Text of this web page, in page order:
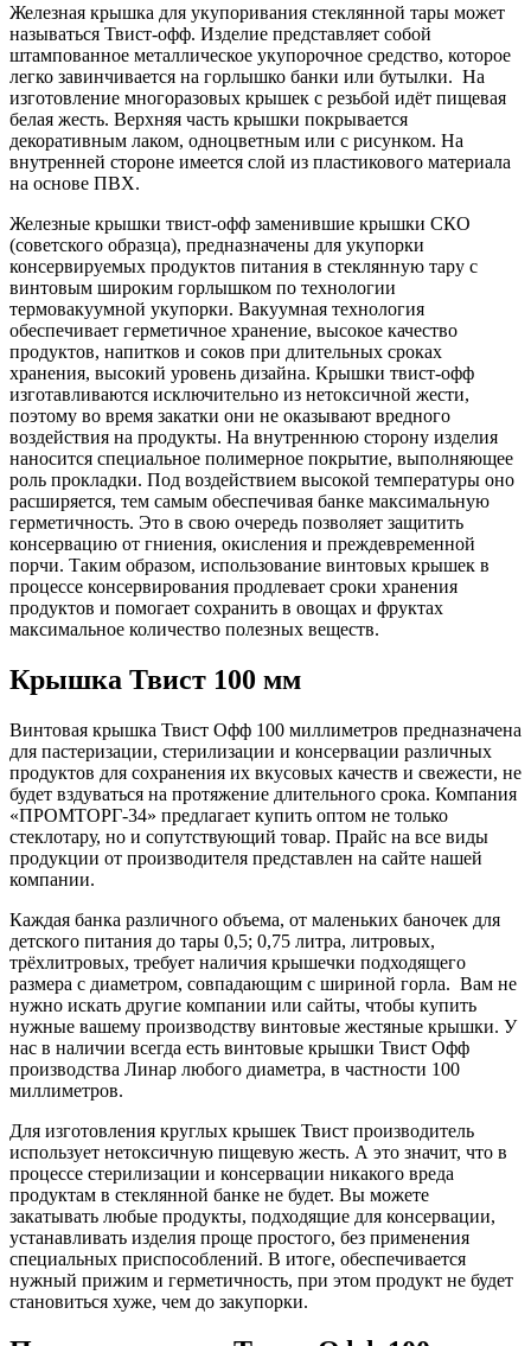
Железная крышка для укупоривания стеклянной тары может
называться Твист-офф. Изделие представляет собой
штампованное металлическое укупорочное средство, которое
легко завинчивается на горлышко банки или бутылки. На
изготовление многоразовых крышек с резьбой идёт пищевая
белая жесть. Верхняя часть крышки покрывается
декоративным лаком, одноцветным или с рисунком. На
внутренней стороне имеется слой из пластикового материала
на основе ПВХ.
Железные крышки твист-офф заменившие крышки СКО
(советского образца), предназначены для укупорки
консервируемых продуктов питания в стеклянную тару с
винтовым широким горлышком по технологии
термовакуумной укупорки. Вакуумная технология
обеспечивает герметичное хранение, высокое качество
продуктов, напитков и соков при длительных сроках
хранения, высокий уровень дизайна. Крышки твист-офф
изготавливаются исключительно из нетоксичной жести,
поэтому во время закатки они не оказывают вредного
воздействия на продукты. На внутреннюю сторону изделия
наносится специальное полимерное покрытие, выполняющее
роль прокладки. Под воздействием высокой температуры оно
расширяется, тем самым обеспечивая банке максимальную
герметичность. Это в свою очередь позволяет защитить
консервацию от гниения, окисления и преждевременной
порчи. Таким образом, использование винтовых крышек в
процессе консервирования продлевает сроки хранения
продуктов и помогает сохранить в овощах и фруктах
максимальное количество полезных веществ.
Крышка Твист 100 мм
Винтовая крышка Твист Офф 100 миллиметров предназначена
для пастеризации, стерилизации и консервации различных
продуктов для сохранения их вкусовых качеств и свежести, не
будет вздуваться на протяжение длительного срока. Компания
«ПРОМТОРГ-34» предлагает купить оптом не только
стеклотару, но и сопутствующий товар. Прайс на все виды
продукции от производителя представлен на сайте нашей
компании.
Каждая банка различного объема, от маленьких баночек для
детского питания до тары 0,5; 0,75 литра, литровых,
трёхлитровых, требует наличия крышечки подходящего
размера с диаметром, совпадающим с шириной горла. Вам не
нужно искать другие компании или сайты, чтобы купить
нужные вашему производству винтовые жестяные крышки. У
нас в наличии всегда есть винтовые крышки Твист Офф
производства Линар любого диаметра, в частности 100
миллиметров.
Для изготовления круглых крышек Твист производитель
использует нетоксичную пищевую жесть. А это значит, что в
процессе стерилизации и консервации никакого вреда
продуктам в стеклянной банке не будет. Вы можете
закатывать любые продукты, подходящие для консервации,
устанавливать изделия проще простого, без применения
специальных приспособлений. В итоге, обеспечивается
нужный прижим и герметичность, при этом продукт не будет
становиться хуже, чем до закупорки.